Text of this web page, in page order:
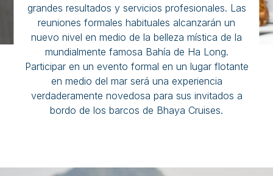
grandes resultados y servicios profesionales. Las
reuniones formales habituales alcanzarán un
nuevo nivel en medio de la belleza mística de la
mundialmente famosa Bahía de Ha Long.
Participar en un evento formal en un lugar flotante
en medio del mar será una experiencia
verdaderamente novedosa para sus invitados a
bordo de los barcos de Bhaya Cruises.